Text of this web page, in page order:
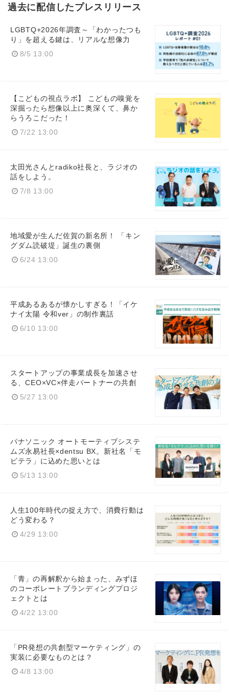
過去に配信したプレスリリース
LGBTQ+2026年調査～「わかったつも
り」を超える鍵は、リアルな想像力
8/5 13:00
【こどもの視点ラボ】 こどもの嗅覚を
深掘ったら想像以上に奥深くて、鼻か
らうろこだった！
7/22 13:00
太田光さんとradiko社長と、ラジオの
話をしよう。
7/8 13:00
地域愛が生んだ佐賀の新名所！ 「キン
グダム読破堤」誕生の裏側
6/24 13:00
平成あるあるが懐かしすぎる！「イケ
ナイ太陽 令和ver」の制作裏話
6/10 13:00
スタートアップの事業成長を加速させ
る、CEO×VC×伴走パートナーの共創
5/27 13:00
パナソニック オートモーティブシステ
ムズ永易社長×dentsu BX。新社名「モ
ビテラ」に込めた思いとは
5/13 13:00
人生100年時代の捉え方で、消費行動は
どう変わる？
4/29 13:00
「青」の再解釈から始まった、みずほ
のコーポレートブランディングプロジ
ェクトとは
4/22 13:00
「PR発想の共創型マーケティング」の
実装に必要なものとは？
4/8 13:00